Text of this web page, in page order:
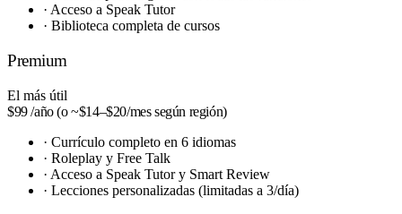
· Acceso a Speak Tutor
· Biblioteca completa de cursos
Premium
El más útil
$99/año (o ~$14–$20/mes según región)
· Currículo completo en 6 idiomas
· Roleplay y Free Talk
· Acceso a Speak Tutor y Smart Review
· Lecciones personalizadas (limitadas a 3/día)